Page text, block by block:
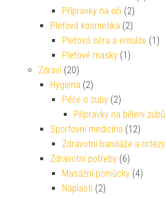
Přípravky na oči (2)
Pleťová kosmetika (2)
Pleťová séra a emulze (1)
Pleťové masky (1)
Zdraví (20)
Hygiena (2)
Péče o zuby (2)
Přípravky na bělení zubů
Sportovní medicína (12)
Zdravotní bandáže a ortézy
Zdravotní potřeby (6)
Masážní pomůcky (4)
Náplasti (2)